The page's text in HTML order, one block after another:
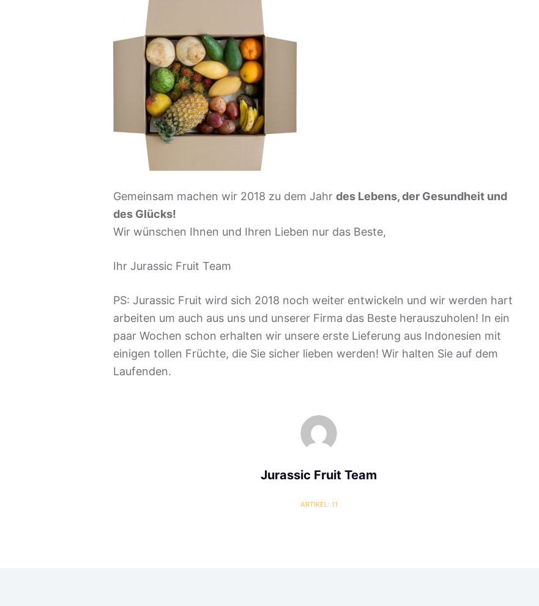
Gemeinsam machen wir 2018 zu dem Jahr des Lebens, der Gesundheit und
des Glücks!
Wir wünschen Ihnen und Ihren Lieben nur das Beste,
Ihr Jurassic Fruit Team
PS: Jurassic Fruit wird sich 2018 noch weiter entwickeln und wir werden hart
arbeiten um auch aus uns und unserer Firma das Beste herauszuholen! In ein
paar Wochen schon erhalten wir unsere erste Lieferung aus Indonesien mit
einigen tollen Früchte, die Sie sicher lieben werden! Wir halten Sie auf dem
Laufenden.
Jurassic Fruit Team
ARTIKEL: 11